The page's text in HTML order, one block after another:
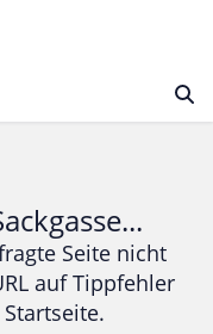
Seite nicht
auf Tippfehler